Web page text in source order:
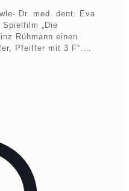
Dr. med. dent. Eva
„Die
Rühmann einen
Pfeiffer mit 3 F“.…